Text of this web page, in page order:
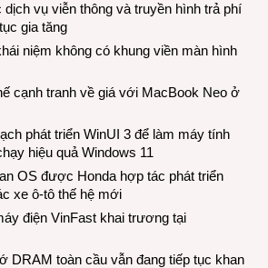
dịch vụ viễn thông và truyền hình trả phí
gia tăng
niệm không có khung viền màn hình
cạnh tranh về giá với MacBook Neo ở
phát triển WinUI 3 để làm máy tính
hiệu quả Windows 11
OS được Honda hợp tác phát triển
xe ô-tô thế hệ mới
điện VinFast khai trương tại
DRAM toàn cầu vẫn đang tiếp tục khan